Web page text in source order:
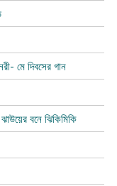
মে দিবসের গান
বনে ঝিকিমিকি